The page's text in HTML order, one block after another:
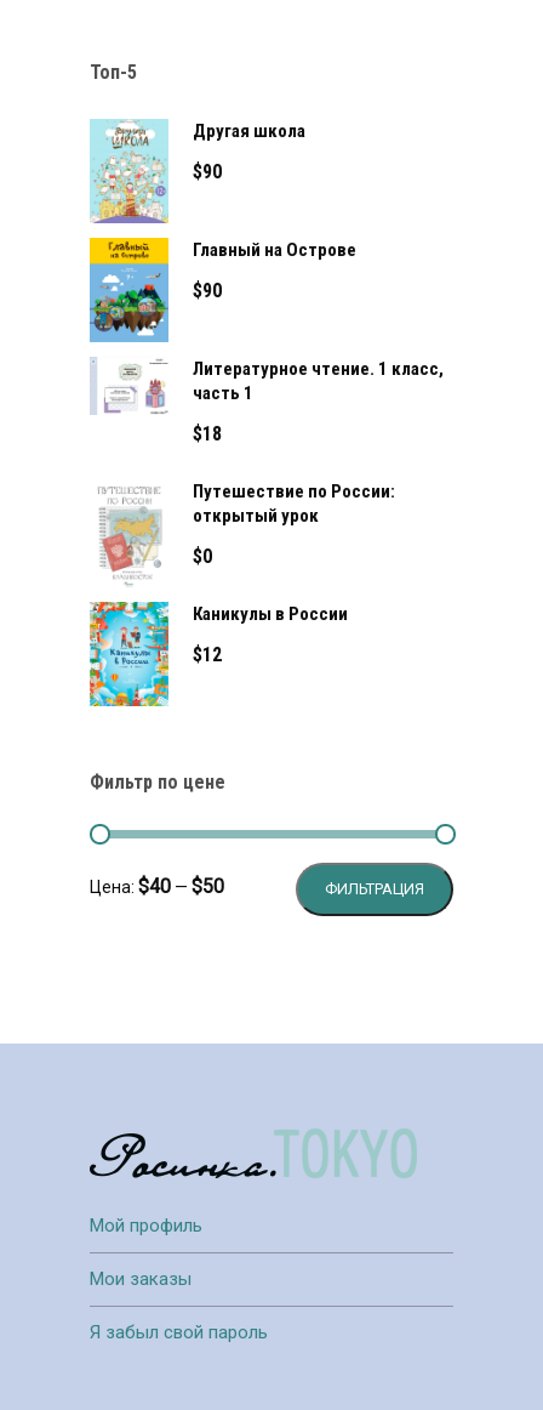
Топ-5
Другая школа
$90
Главный на Острове
$90
Литературное чтение. 1 класс,
часть 1
$18
Путешествие по России:
открытый урок
$0
Каникулы в России
$12
Фильтр по цене
ФИЛЬТРАЦИЯ
Цена: $40 — $50
Мой профиль
Мои заказы
Я забыл свой пароль